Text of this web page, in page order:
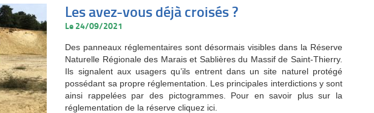
Les avez-vous déjà croisés ?
Le 24/09/2021
Des panneaux réglementaires sont désormais visibles dans la Réserve
Naturelle Régionale des Marais et Sablières du Massif de Saint-Thierry.
Ils signalent aux usagers qu’ils entrent dans un site naturel protégé
possédant sa propre réglementation. Les principales interdictions y sont
ainsi rappelées par des pictogrammes. Pour en savoir plus sur la
réglementation de la réserve cliquez ici.